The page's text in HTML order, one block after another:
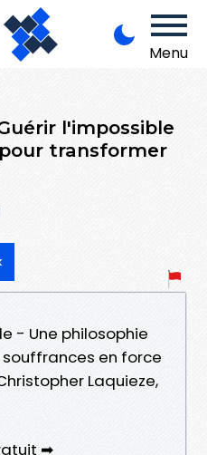
Menu
l'impossible
transformer
- Une philosophie
en force
Laquieze,
➡